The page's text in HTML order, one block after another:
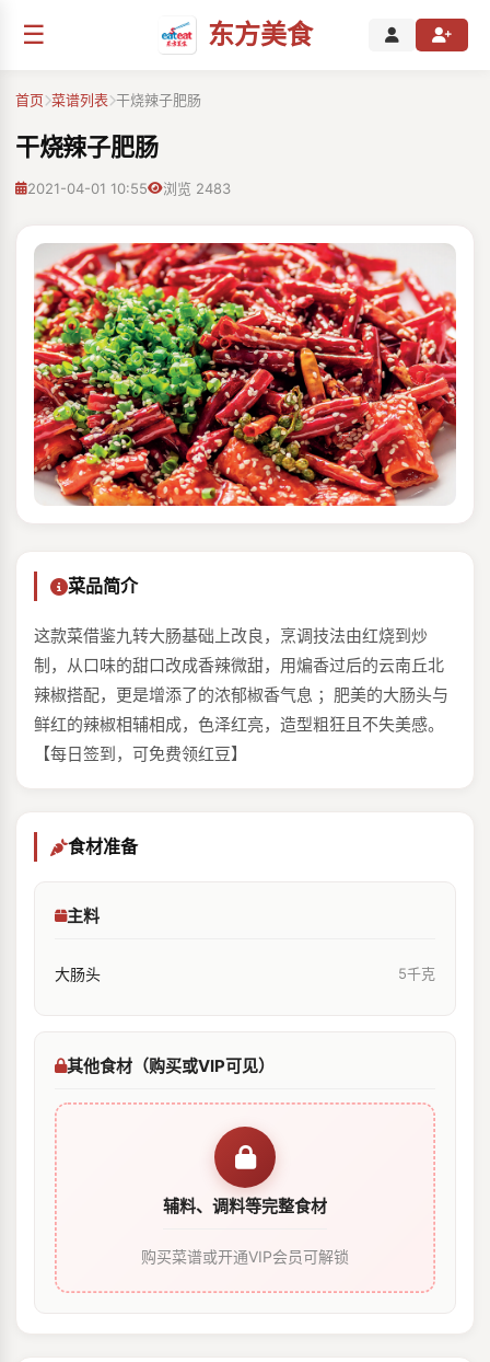
☰ 东方美食
首页 菜谱列表 干烧辣子肥肠
干烧辣子肥肠
2021-04-01 10:55 浏览 2483
菜品简介
这款菜借鉴九转大肠基础上改良，烹调技法由红烧到炒
制，从口味的甜口改成香辣微甜，用煸香过后的云南丘北
辣椒搭配，更是增添了的浓郁椒香气息 ；肥美的大肠头与
鲜红的辣椒相辅相成，色泽红亮，造型粗狂且不失美感。
【每日签到，可免费领红豆】
食材准备
主料
大肠头 5千克
其他食材（购买或VIP可见）
辅料、调料等完整食材
购买菜谱或开通VIP会员可解锁